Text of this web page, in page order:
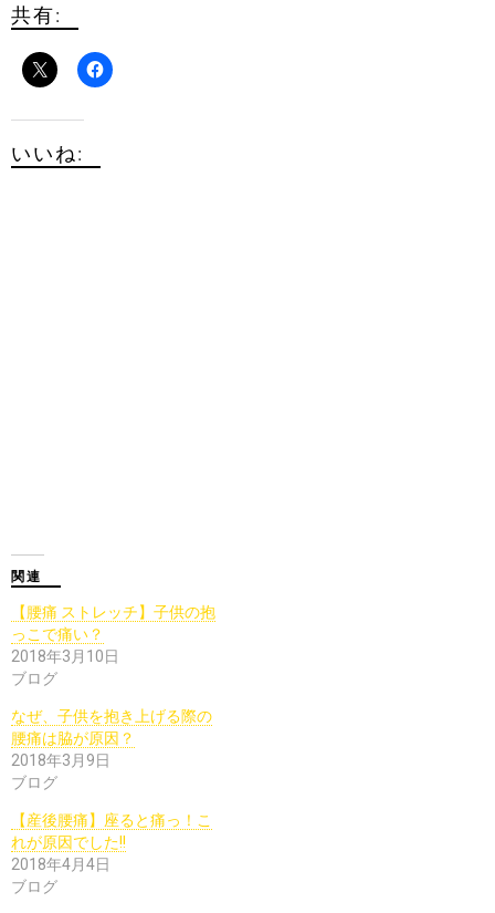
共有:
いいね:
関連
【腰痛 ストレッチ】子供の抱
っこで痛い？
2018年3月10日
ブログ
なぜ、子供を抱き上げる際の
腰痛は脇が原因？
2018年3月9日
ブログ
【産後腰痛】座ると痛っ！こ
れが原因でした!!
2018年4月4日
ブログ